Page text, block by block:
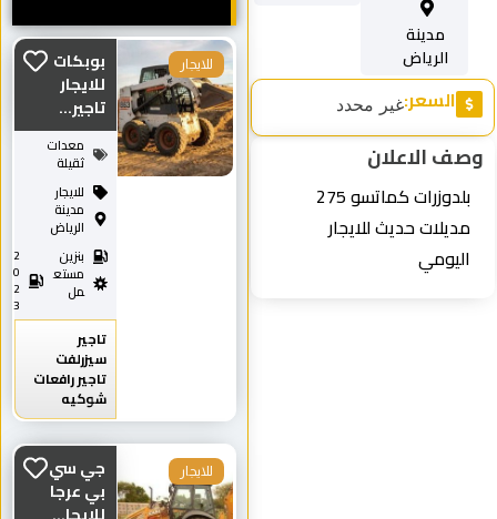
مدينة
الرياض
السعر:غير محدد
وصف الاعلان
بلدوزرات كماتسو 275
مديلات حديث للايجار
اليومي
بوبكات
للايجار
تاجير...
معدات
ثقيلة
للايجار
مدينة
الرياض
بنزين
مستع
مل
2
0
2
3
تاجير
سيزرلفت
تاجير رافعات
شوكيه
للايجار
جي سي
بي عرجا
للايجار